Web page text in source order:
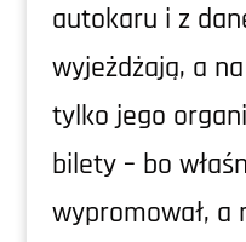
autokaru i z
wyjeżdżają, a
tylko jego
bilety – bo
wypromował, a